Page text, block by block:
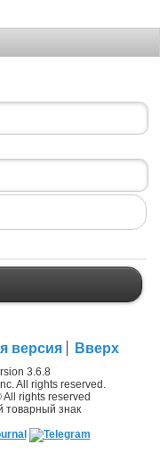
версия Вверх
3.6.8
All rights reserved.
All rights reserved
товарный знак